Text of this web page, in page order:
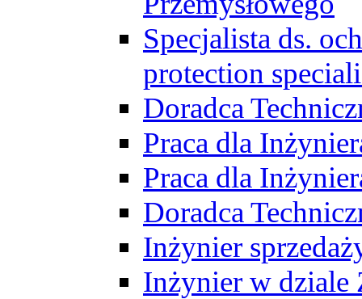
Specjalista ds.
protection
Doradca
Praca dla
Praca dla
Doradca
Inżynier
Inżynier w dziale